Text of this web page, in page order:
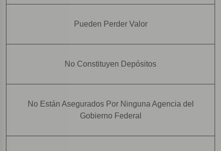
Pueden Perder Valor
No Constituyen Depósitos
No Están Asegurados Por Ninguna Agencia del
Gobierno Federal